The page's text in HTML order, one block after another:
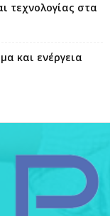
τεχνολογίας στα
και ενέργεια